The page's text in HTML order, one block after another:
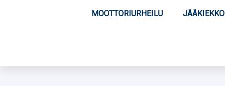
MOOTTORIURHEILU JÄÄKIEKKO